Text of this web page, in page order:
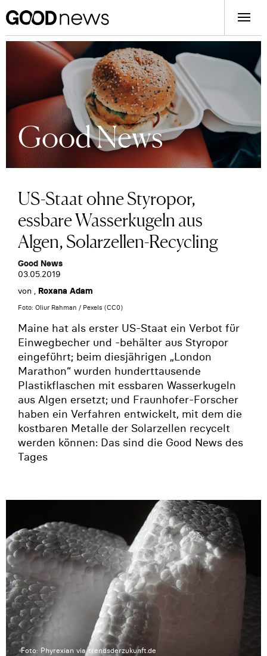
Good News
US-Staat ohne Styropor,
essbare Wasserkugeln aus
Algen, Solarzellen-Recycling
Good News
03.05.2019
von , Roxana Adam
Foto: Oliur Rahman / Pexels (CC0)
Maine hat als erster US-Staat ein Verbot für
Einwegbecher und -behälter aus Styropor
eingeführt; beim diesjährigen „London
Marathon“ wurden hunderttausende
Plastikflaschen mit essbaren Wasserkugeln
aus Algen ersetzt; und Fraunhofer-Forscher
haben ein Verfahren entwickelt, mit dem die
kostbaren Metalle der Solarzellen recycelt
werden können: Das sind die Good News des
Tages
Foto: Phyrexian via trendsderzukunft.de